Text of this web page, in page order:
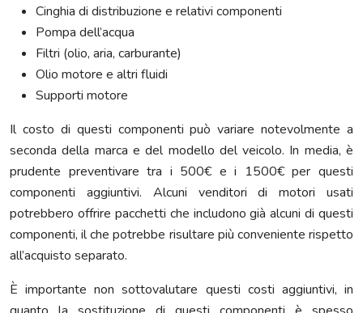
Cinghia di distribuzione e relativi componenti
Pompa dell’acqua
Filtri (olio, aria, carburante)
Olio motore e altri fluidi
Supporti motore
Il costo di questi componenti può variare notevolmente a
seconda della marca e del modello del veicolo. In media, è
prudente preventivare tra i 500€ e i 1500€ per questi
componenti aggiuntivi. Alcuni venditori di motori usati
potrebbero offrire pacchetti che includono già alcuni di questi
componenti, il che potrebbe risultare più conveniente rispetto
all’acquisto separato.
È importante non sottovalutare questi costi aggiuntivi, in